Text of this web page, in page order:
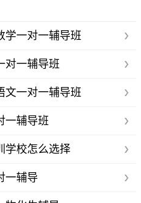
学一对一辅导班
对一辅导班
文一对一辅导班
一辅导班
学校怎么选择
一辅导